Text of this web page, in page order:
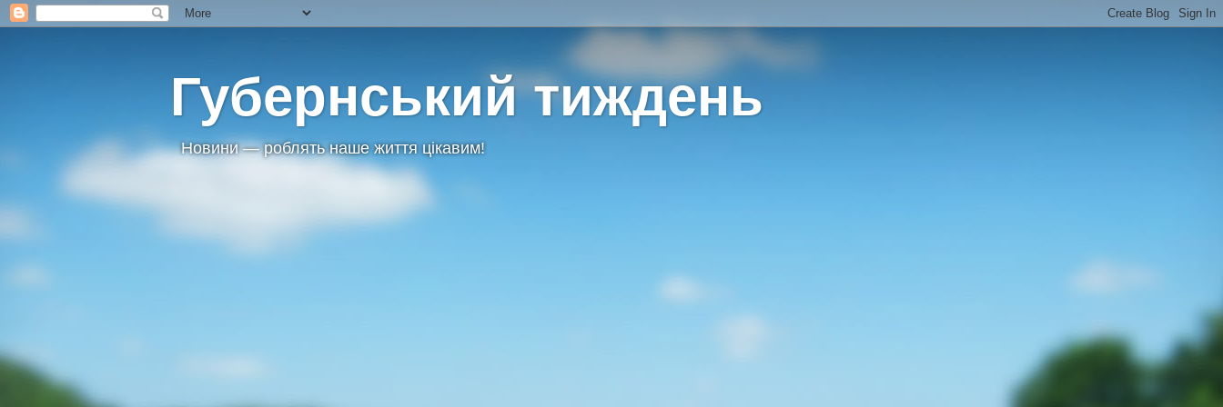
Губернський тиждень
Новини — роблять наше життя цікавим!